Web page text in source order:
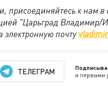
присоединяйтесь к нам в
"Царьград
электронную почту
ТЕЛЕГРАМ и первыми